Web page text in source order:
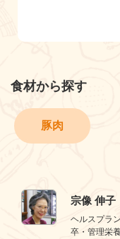
食材から探す
豚肉
宗像 伸子
ヘルスプラ
卒・管理栄